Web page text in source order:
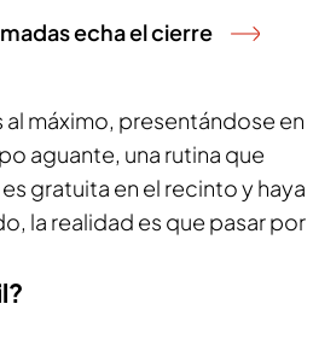
echa el cierre
máximo, presentándose en
aguante, una rutina que
gratuita en el recinto y haya
la realidad es que pasar por